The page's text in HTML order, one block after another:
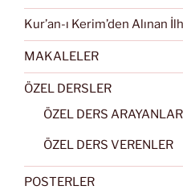
Kur’an-ı Kerim’den Alınan
MAKALELER
ÖZEL DERSLER
ÖZEL DERS ARAYANLAR
ÖZEL DERS VERENLER
POSTERLER